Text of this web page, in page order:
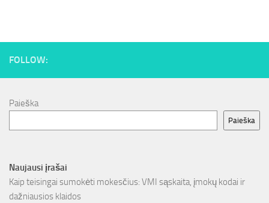
FOLLOW:
Paieška
Paieška
Naujausi įrašai
Kaip teisingai sumokėti mokesčius: VMI sąskaita, įmokų kodai ir
dažniausios klaidos